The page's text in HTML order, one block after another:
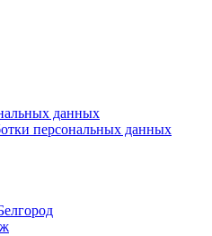
данных
персональных данных